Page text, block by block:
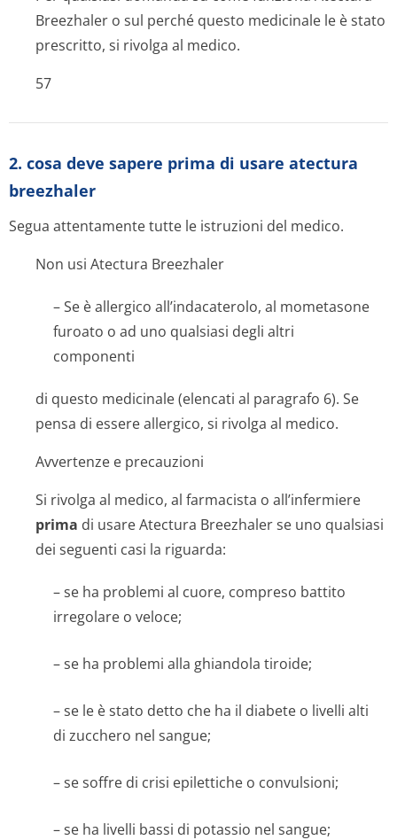
Breezhaler o sul perché questo medicinale le è stato
prescritto, si rivolga al medico.
57
2. cosa deve sapere prima di usare atectura
breezhaler
Segua attentamente tutte le istruzioni del medico.
Non usi Atectura Breezhaler
– Se è allergico all’indacaterolo, al mometasone
furoato o ad uno qualsiasi degli altri
componenti
di questo medicinale (elencati al paragrafo 6). Se
pensa di essere allergico, si rivolga al medico.
Avvertenze e precauzioni
Si rivolga al medico, al farmacista o all’infermiere
prima di usare Atectura Breezhaler se uno qualsiasi
dei seguenti casi la riguarda:
– se ha problemi al cuore, compreso battito
irregolare o veloce;
– se ha problemi alla ghiandola tiroide;
– se le è stato detto che ha il diabete o livelli alti
di zucchero nel sangue;
– se soffre di crisi epilettiche o convulsioni;
– se ha livelli bassi di potassio nel sangue;